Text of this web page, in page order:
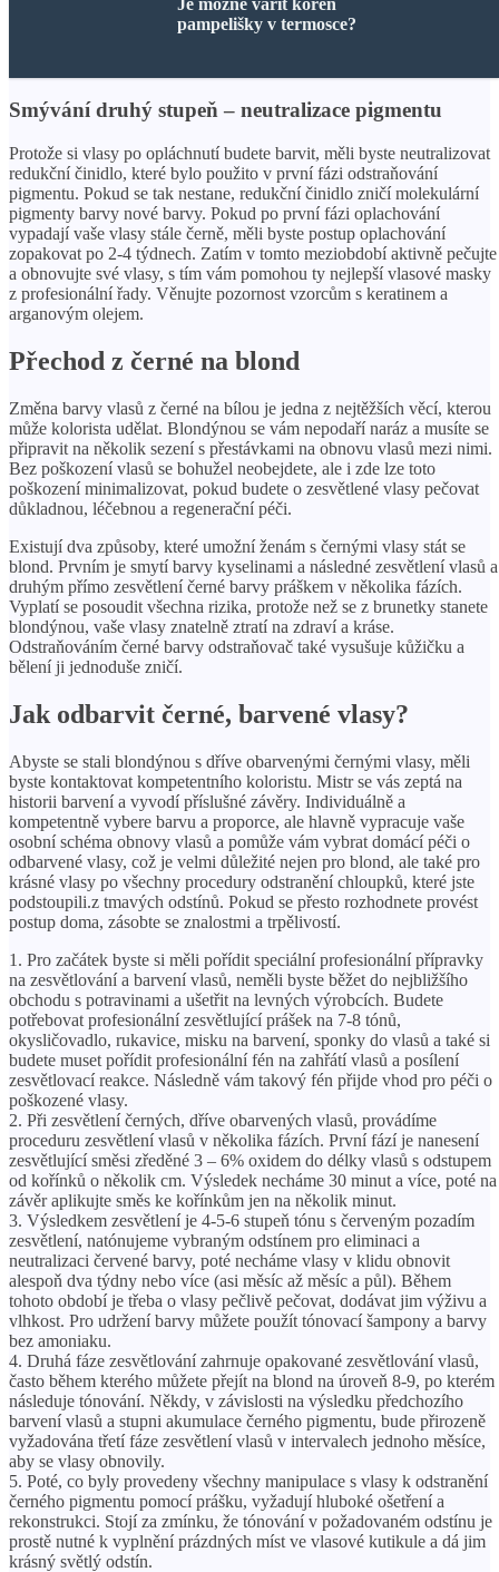
pampelišky v termosce?
Smývání druhý stupeň – neutralizace pigmentu
Protože si vlasy po opláchnutí budete barvit, měli byste neutralizovat
redukční činidlo, které bylo použito v první fázi odstraňování
pigmentu. Pokud se tak nestane, redukční činidlo zničí molekulární
pigmenty barvy nové barvy. Pokud po první fázi oplachování
vypadají vaše vlasy stále černě, měli byste postup oplachování
zopakovat po 2-4 týdnech. Zatím v tomto meziobdobí aktivně pečujte
a obnovujte své vlasy, s tím vám pomohou ty nejlepší vlasové masky
z profesionální řady. Věnujte pozornost vzorcům s keratinem a
arganovým olejem.
Přechod z černé na blond
Změna barvy vlasů z černé na bílou je jedna z nejtěžších věcí, kterou
může kolorista udělat. Blondýnou se vám nepodaří naráz a musíte se
připravit na několik sezení s přestávkami na obnovu vlasů mezi nimi.
Bez poškození vlasů se bohužel neobejdete, ale i zde lze toto
poškození minimalizovat, pokud budete o zesvětlené vlasy pečovat
důkladnou, léčebnou a regenerační péči.
Existují dva způsoby, které umožní ženám s černými vlasy stát se
blond. Prvním je smytí barvy kyselinami a následné zesvětlení vlasů a
druhým přímo zesvětlení černé barvy práškem v několika fázích.
Vyplatí se posoudit všechna rizika, protože než se z brunetky stanete
blondýnou, vaše vlasy znatelně ztratí na zdraví a kráse.
Odstraňováním černé barvy odstraňovač také vysušuje kůžičku a
bělení ji jednoduše zničí.
Jak odbarvit černé, barvené vlasy?
Abyste se stali blondýnou s dříve obarvenými černými vlasy, měli
byste kontaktovat kompetentního koloristu. Mistr se vás zeptá na
historii barvení a vyvodí příslušné závěry. Individuálně a
kompetentně vybere barvu a proporce, ale hlavně vypracuje vaše
osobní schéma obnovy vlasů a pomůže vám vybrat domácí péči o
odbarvené vlasy, což je velmi důležité nejen pro blond, ale také pro
krásné vlasy po všechny procedury odstranění chloupků, které jste
podstoupili.z tmavých odstínů. Pokud se přesto rozhodnete provést
postup doma, zásobte se znalostmi a trpělivostí.
1. Pro začátek byste si měli pořídit speciální profesionální přípravky
na zesvětlování a barvení vlasů, neměli byste běžet do nejbližšího
obchodu s potravinami a ušetřit na levných výrobcích. Budete
potřebovat profesionální zesvětlující prášek na 7-8 tónů,
okysličovadlo, rukavice, misku na barvení, sponky do vlasů a také si
budete muset pořídit profesionální fén na zahřátí vlasů a posílení
zesvětlovací reakce. Následně vám takový fén přijde vhod pro péči o
poškozené vlasy.
2. Při zesvětlení černých, dříve obarvených vlasů, provádíme
proceduru zesvětlení vlasů v několika fázích. První fází je nanesení
zesvětlující směsi zředěné 3 – 6% oxidem do délky vlasů s odstupem
od kořínků o několik cm. Výsledek necháme 30 minut a více, poté na
závěr aplikujte směs ke kořínkům jen na několik minut.
3. Výsledkem zesvětlení je 4-5-6 stupeň tónu s červeným pozadím
zesvětlení, natónujeme vybraným odstínem pro eliminaci a
neutralizaci červené barvy, poté necháme vlasy v klidu obnovit
alespoň dva týdny nebo více (asi měsíc až měsíc a půl). Během
tohoto období je třeba o vlasy pečlivě pečovat, dodávat jim výživu a
vlhkost. Pro udržení barvy můžete použít tónovací šampony a barvy
bez amoniaku.
4. Druhá fáze zesvětlování zahrnuje opakované zesvětlování vlasů,
často během kterého můžete přejít na blond na úroveň 8-9, po kterém
následuje tónování. Někdy, v závislosti na výsledku předchozího
barvení vlasů a stupni akumulace černého pigmentu, bude přirozeně
vyžadována třetí fáze zesvětlení vlasů v intervalech jednoho měsíce,
aby se vlasy obnovily.
5. Poté, co byly provedeny všechny manipulace s vlasy k odstranění
černého pigmentu pomocí prášku, vyžadují hluboké ošetření a
rekonstrukci. Stojí za zmínku, že tónování v požadovaném odstínu je
prostě nutné k vyplnění prázdných míst ve vlasové kutikule a dá jim
krásný světlý odstín.